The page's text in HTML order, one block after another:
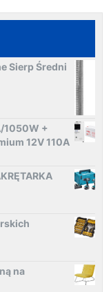
Sierp Średni
1050W +
12V 110A
na